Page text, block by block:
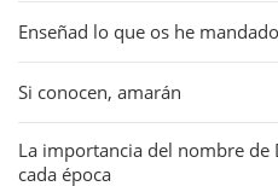
Enseñad lo que os he mandado
Si conocen, amarán
La importancia del nombre de
cada época